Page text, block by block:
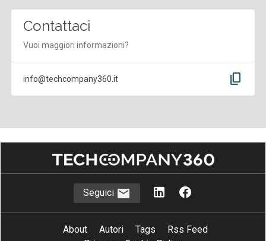
Contattaci
Vuoi maggiori informazioni?
info@techcompany360.it content_copy
Seguici
About Autori Tags
Rss Feed